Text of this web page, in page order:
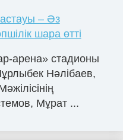
– Әз
шара өтті
арена» стадионы
Нәлібаев,
Мұрат ...